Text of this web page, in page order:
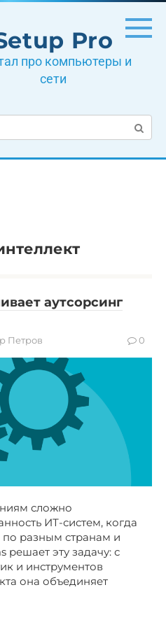
Pro
про компьютеры и
сети
аутсорсинг
Петров 0
сложно
ИТ-систем, когда
разным странам и
эту задачу: с
и инструментов
она объединяет